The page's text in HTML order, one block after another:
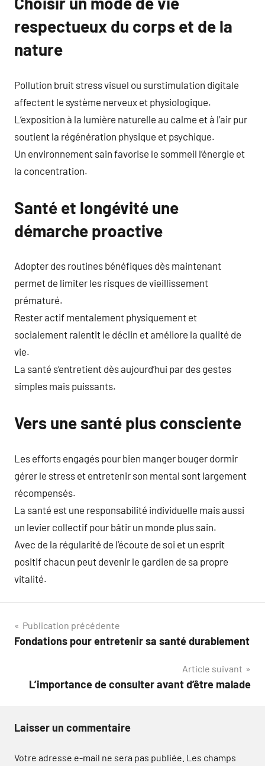
respectueux du corps et de la
nature
Pollution bruit stress visuel ou surstimulation digitale
affectent le système nerveux et physiologique.
L’exposition à la lumière naturelle au calme et à l’air pur
soutient la régénération physique et psychique.
Un environnement sain favorise le sommeil l’énergie et
la concentration.
Santé et longévité une
démarche proactive
Adopter des routines bénéfiques dès maintenant
permet de limiter les risques de vieillissement
prématuré.
Rester actif mentalement physiquement et
socialement ralentit le déclin et améliore la qualité de
vie.
La santé s’entretient dès aujourd’hui par des gestes
simples mais puissants.
Vers une santé plus consciente
Les efforts engagés pour bien manger bouger dormir
gérer le stress et entretenir son mental sont largement
récompensés.
La santé est une responsabilité individuelle mais aussi
un levier collectif pour bâtir un monde plus sain.
Avec de la régularité de l’écoute de soi et un esprit
positif chacun peut devenir le gardien de sa propre
vitalité.
Navigation
de
Publication précédente
Fondations pour entretenir sa santé durablement
Article suivant
L’importance de consulter avant d’être malade
Laisser un commentaire
Votre adresse e-mail ne sera pas publiée. Les champs